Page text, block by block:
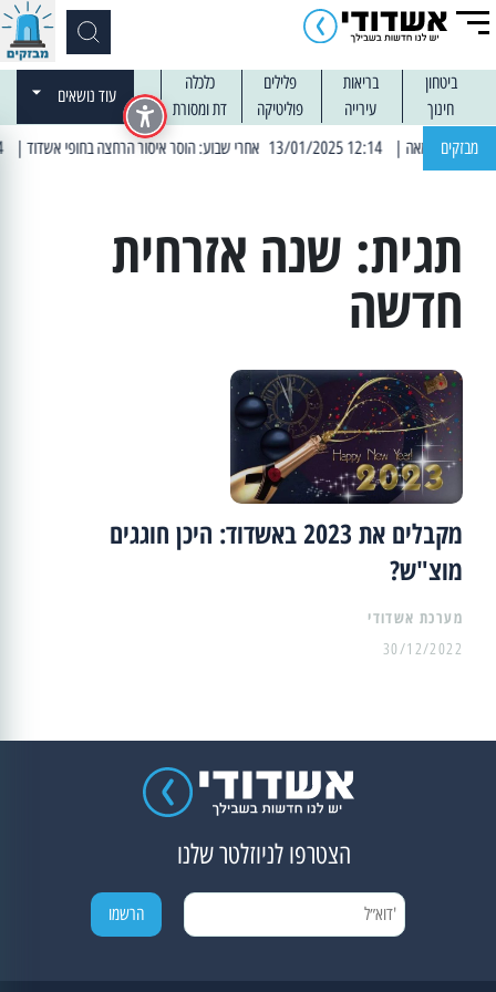
ביטחון בריאות פלילים
כלכלה
חינוך
עירייה פוליטיקה דת ומסורת
עוד נושאים
מבזקים | 12:14 13/01/2025 אחרי שבוע: הוסר איסור הרחצה בחופי אשדוד | 13:04 14/01/2025 עובדים בלילות: עבודות קרצוף וריבוד אספלט
תגית: שנה אזרחית
חדשה
מקבלים את 2023 באשדוד: היכן חוגגים
מוצ"ש?
מערכת אשדודי
30/12/2022
הצטרפו לניוזלטר שלנו